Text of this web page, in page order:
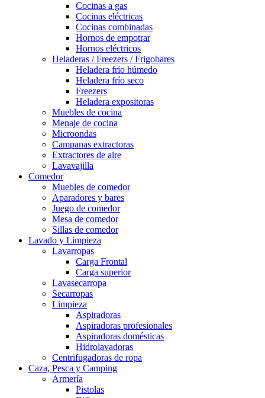
Cocinas a gas
Cocinas eléctricas
Cocinas combinadas
Hornos de empotrar
Hornos eléctricos
Heladeras / Freezers / Frigobares
Heladera frío húmedo
Heladera frío seco
Freezers
Heladera expositoras
Muebles de cocina
Menaje de cocina
Microondas
Campanas extractoras
Extractores de aire
Lavavajilla
Comedor
Muebles de comedor
Aparadores y bares
Juego de comedor
Mesa de comedor
Sillas de comedor
Lavado y Limpieza
Lavarropas
Carga Frontal
Carga superior
Lavasecarropa
Secarropas
Limpieza
Aspiradoras
Aspiradoras profesionales
Aspiradoras domésticas
Hidrolavadoras
Centrifugadoras de ropa
Caza, Pesca y Camping
Armería
Pistolas